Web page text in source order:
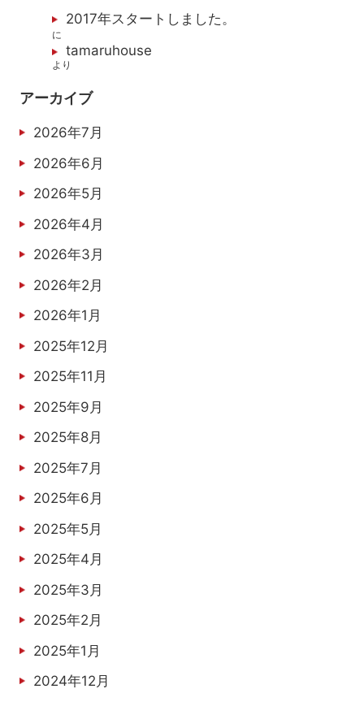
2017年スタートしました。
に
tamaruhouse
より
アーカイブ
2026年7月
2026年6月
2026年5月
2026年4月
2026年3月
2026年2月
2026年1月
2025年12月
2025年11月
2025年9月
2025年8月
2025年7月
2025年6月
2025年5月
2025年4月
2025年3月
2025年2月
2025年1月
2024年12月